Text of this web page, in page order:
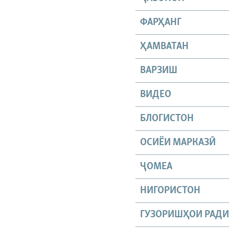
ФАРҲАНГ
ҲАМВАТАН
ВАРЗИШ
ВИДЕО
БЛОГИСТОН
ОСИЁИ МАРКАЗӢ
ҶОМEА
НИГОРИСТОН
ГУЗОРИШҲОИ